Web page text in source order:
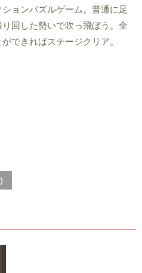
ョンパズルゲーム。普通に足
回した勢いで吹っ飛ぼう。全
できればステージクリア。